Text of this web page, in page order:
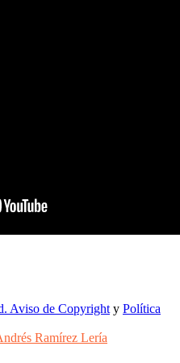
Aviso de Copyright y Política
Ramírez Lería